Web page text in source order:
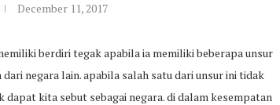
December 11, 2017
berdiri tegak apabila ia memiliki beberapa unsur
negara lain. apabila salah satu dari unsur ini tidak
kita sebut sebagai negara. di dalam kesempatan